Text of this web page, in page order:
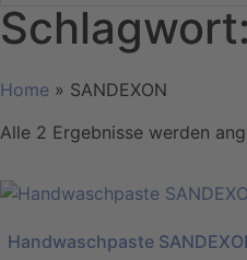
Home » SANDEXON
Alle 2 Ergebnisse werden
Handwaschpaste